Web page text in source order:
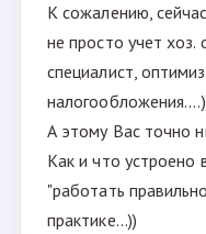
К сожалению,
не просто учет хоз.
специалист,
А этому Вас точно
Как и что устроено
"работать
практике...))